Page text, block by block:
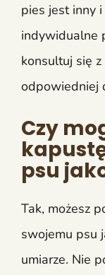
pies jest inny
indywidualne
konsultuj się
odpowiedniej
Czy
psu
Tak, możesz
swojemu psu
umiarze. Nie